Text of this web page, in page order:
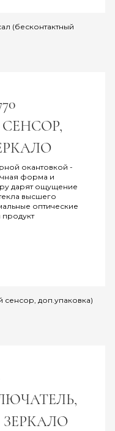
окантовкой -
форма и
дарят ощущение
высшего
оптические
продукт